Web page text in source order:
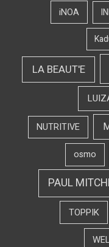
iNOA
LA BEAUT'E
NUTRITIVE
osmo
PAUL
TOPPIK